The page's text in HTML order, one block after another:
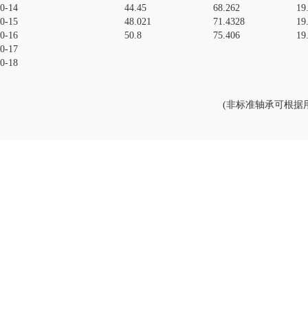
0-14
44.45 68.262
0-15
48.021 71.4328
0-16
50.8 75.406
0-17
0-18
(非标准轴承可根据